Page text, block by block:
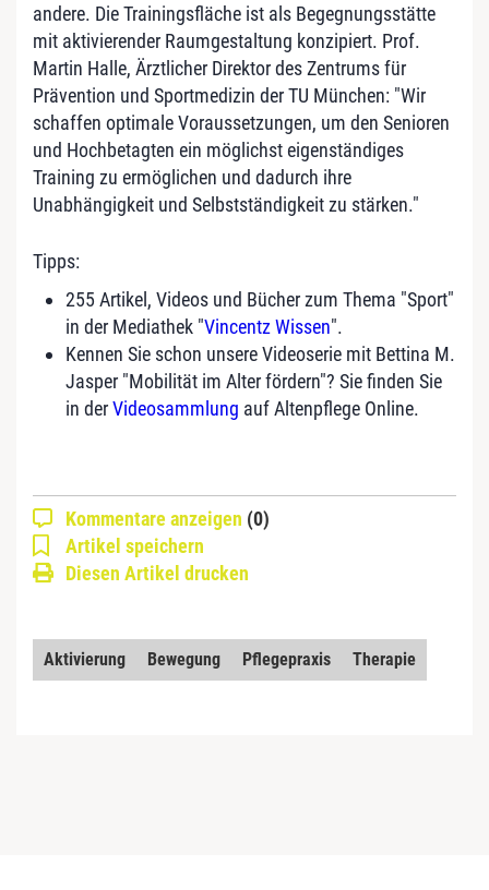
andere. Die Trainingsfläche ist als Begegnungsstätte
mit aktivierender Raumgestaltung konzipiert. Prof.
Martin Halle, Ärztlicher Direktor des Zentrums für
Prävention und Sportmedizin der TU München: "Wir
schaffen optimale Voraussetzungen, um den Senioren
und Hochbetagten ein möglichst eigenständiges
Training zu ermöglichen und dadurch ihre
Unabhängigkeit und Selbstständigkeit zu stärken."
Tipps:
255 Artikel, Videos und Bücher zum Thema "Sport"
in der Mediathek "Vincentz Wissen".
Kennen Sie schon unsere Videoserie mit Bettina M.
Jasper "Mobilität im Alter fördern"? Sie finden Sie
in derVideosammlung auf Altenpflege Online.
Kommentare anzeigen (0)
Artikel speichern
Diesen Artikel drucken
Aktivierung Bewegung Pflegepraxis Therapie